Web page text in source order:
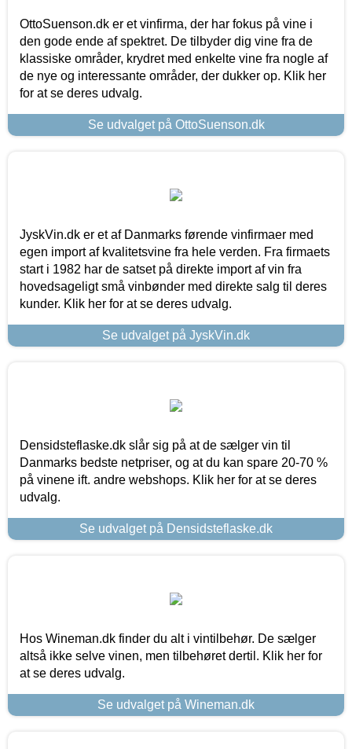
OttoSuenson.dk er et vinfirma, der har fokus på vine i
den gode ende af spektret. De tilbyder dig vine fra de
klassiske områder, krydret med enkelte vine fra nogle af
de nye og interessante områder, der dukker op. Klik her
for at se deres udvalg.
Se udvalget på OttoSuenson.dk
JyskVin.dk er et af Danmarks førende vinfirmaer med
egen import af kvalitetsvine fra hele verden. Fra firmaets
start i 1982 har de satset på direkte import af vin fra
hovedsageligt små vinbønder med direkte salg til deres
kunder. Klik her for at se deres udvalg.
Se udvalget på JyskVin.dk
Densidsteflaske.dk slår sig på at de sælger vin til
Danmarks bedste netpriser, og at du kan spare 20-70 %
på vinene ift. andre webshops. Klik her for at se deres
udvalg.
Se udvalget på Densidsteflaske.dk
Hos Wineman.dk finder du alt i vintilbehør. De sælger
altså ikke selve vinen, men tilbehøret dertil. Klik her for
at se deres udvalg.
Se udvalget på Wineman.dk